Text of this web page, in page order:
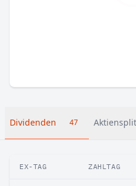
Dividenden 47
EX-TAG ZAHLTAG